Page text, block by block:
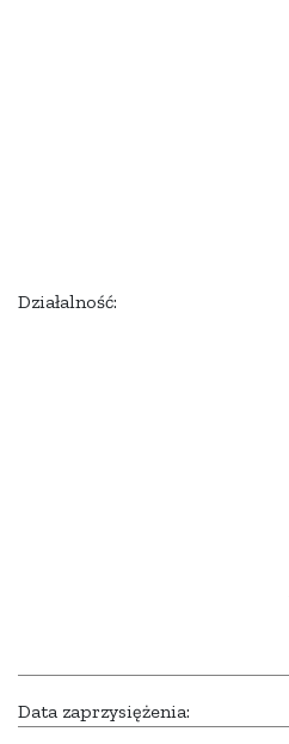
Działalność:
Data zaprzysiężenia: